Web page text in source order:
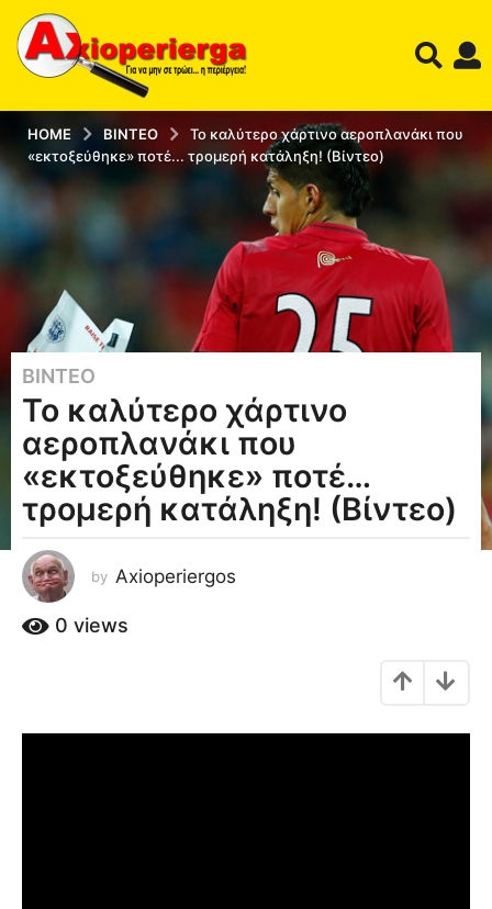
HOME ΒΊΝΤΕΟ
Το καλύτερο χάρτινο αεροπλανάκι που
«εκτοξεύθηκε» ποτέ... τρομερή κατάληξη! (Βίντεο)
1
2
τ
η
a
o
1
0
έ
ΒΊΝΤΕΟ
Το καλύτερο χάρτινο
αεροπλανάκι που
«εκτοξεύθηκε» ποτέ…
τρομερή κατάληξη! (Βίντεο)
by Axioperiergos
0 views